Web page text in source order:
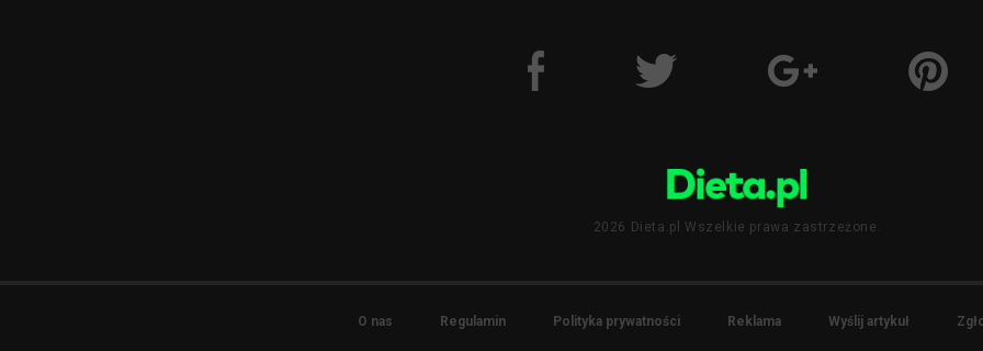
2026 Dieta.pl Wszelkie prawa zastrzeżone.
O nas Regulamin Polityka prywatności Reklama Wyślij artykuł